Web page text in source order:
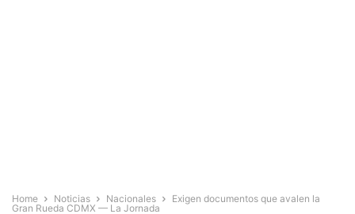
Home Noticias Nacionales
Exigen documentos que avalen la
Gran Rueda CDMX — La Jornada